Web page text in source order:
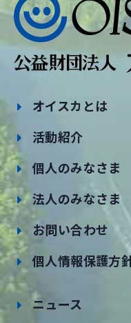
オイスカとは
活動紹介
個人のみなさま
法人のみなさま
お問い合わせ
個人情報保護方
ニュース